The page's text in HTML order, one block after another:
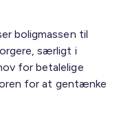
boligmassen til
særligt i
for betalelige
for at gentænke